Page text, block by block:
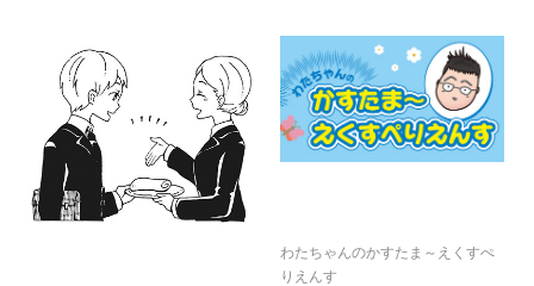
わたちゃんのかすたま～えくすぺ
りえんす